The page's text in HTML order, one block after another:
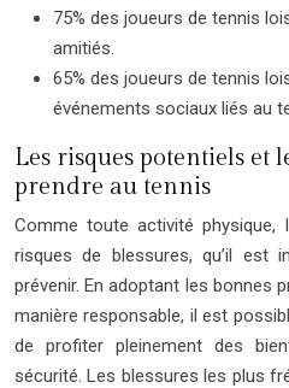
75% des joueurs de tennis
amitiés.
65% des joueurs de tennis
événements sociaux liés au
Les risques potentiels et
prendre au tennis
Comme toute activité
risques de blessures, qu’il est
prévenir. En adoptant les bonnes
manière responsable, il est
de profiter pleinement des
sécurité. Les blessures les plus